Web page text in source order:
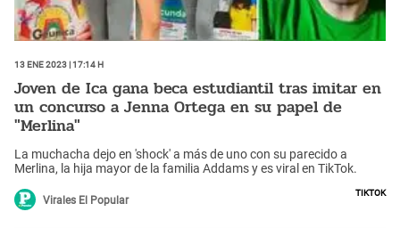
13 Ene 2023 | 17:14 h
Joven de Ica gana beca estudiantil tras imitar en
un concurso a Jenna Ortega en su papel de
"Merlina"
La muchacha dejo en 'shock' a más de uno con su parecido a
Merlina, la hija mayor de la familia Addams y es viral en TikTok.
Virales El Popular
TikTok